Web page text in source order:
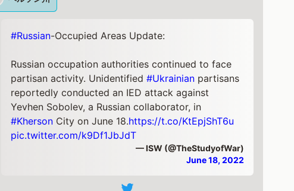
#Russian-Occupied Areas Update:
Russian occupation authorities continued to face
partisan activity. Unidentified #Ukrainian partisans
reportedly conducted an IED attack against
Yevhen Sobolev, a Russian collaborator, in
#Kherson City on June 18.https://t.co/KtEpjShT6u
pic.twitter.com/k9Df1JbJdT
— ISW (@TheStudyofWar)
June 18, 2022